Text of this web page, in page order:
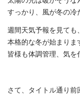
すっかり、風が冬の冷
週間天気予報を見ても
本格的な冬が始まりま
皆様も体調管理、気を
さて、タイトル通り前